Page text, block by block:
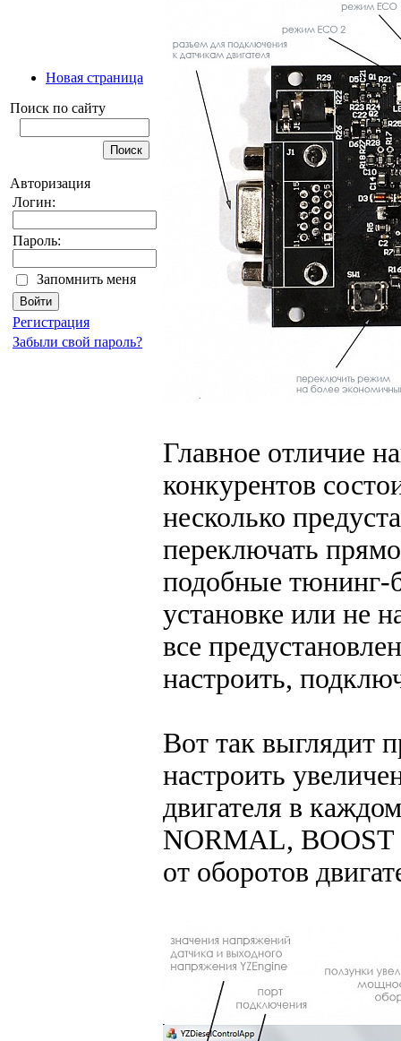
Новая страница
Поиск по сайту
Авторизация
Логин:
Пароль:
Запомнить меня
Регистрация
Забыли свой пароль?
Главное отличие
конкурентов
несколько
переключать
подобные тюнинг-
установке или не
все
настроить,
Вот так выглядит
настроить
двигателя в
NORMAL, BOOST
от оборотов